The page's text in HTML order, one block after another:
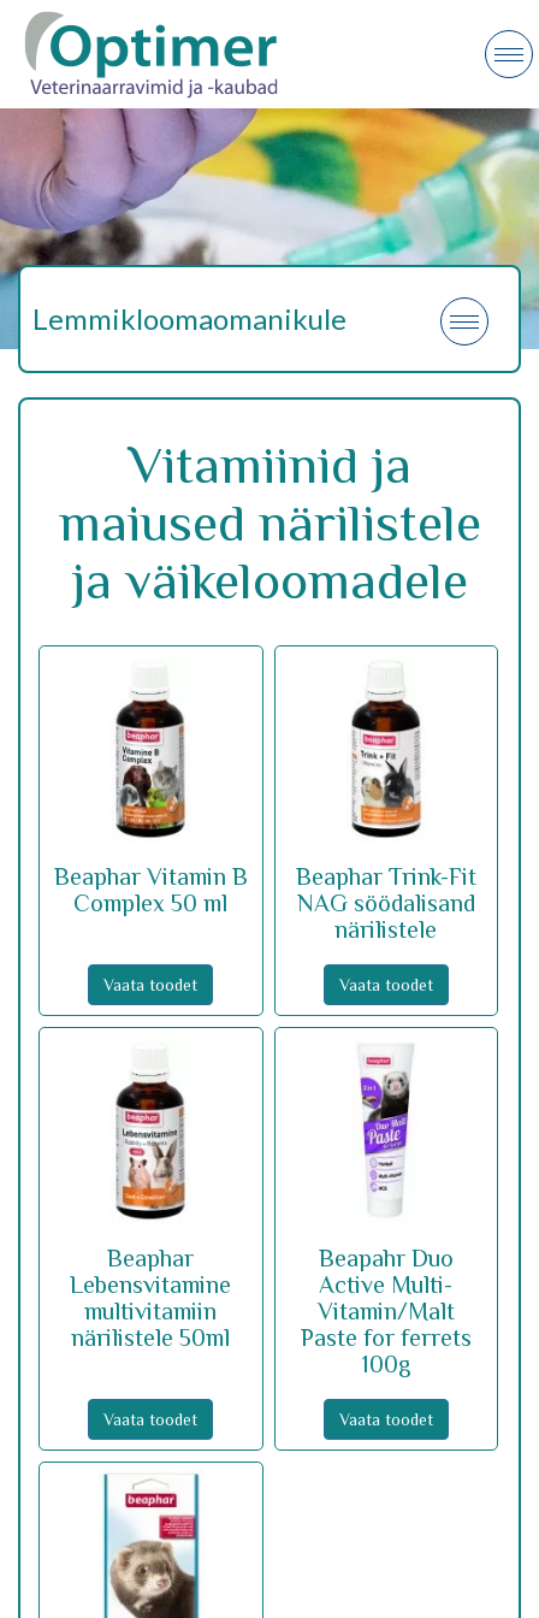
Lemmikloomaomanikule
Vitamiinid ja
maiused närilistele
ja väikeloomadele
Beaphar Vitamin B
Complex 50 ml
Vaata toodet
Beaphar Trink-Fit
NAG söödalisand
närilistele
Vaata toodet
Beaphar
Lebensvitamine
multivitamiin
närilistele 50ml
Vaata toodet
Beapahr Duo
Active Multi-
Vitamin/Malt
Paste for ferrets
100g
Vaata toodet